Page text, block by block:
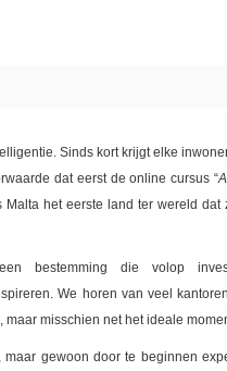
Sinds kort krijgt elke
dat eerst de online cursus “
het eerste land ter wereld dat
bestemming die volop
We horen van veel
misschien net het ideale
gewoon door te beginnen